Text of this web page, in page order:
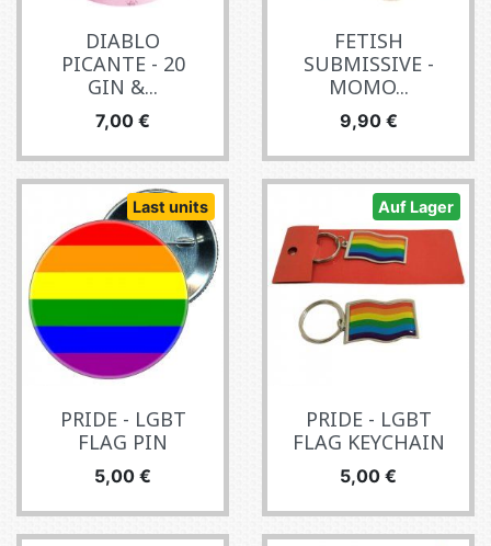
DIABLO
PICANTE - 20
GIN &...
Preis
7,00 €
FETISH
SUBMISSIVE -
MOMO...
Preis
9,90 €
Last units
PRIDE - LGBT
FLAG PIN
Preis
5,00 €
Auf Lager
PRIDE - LGBT
FLAG KEYCHAIN
Preis
5,00 €